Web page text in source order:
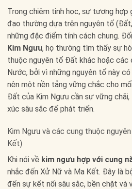
Trong chiêm tinh học, sự tương hợp
đạo thường dựa trên nguyên tố
những đặc điểm tính cách chung.
Kim Ngưu, họ thường tìm thấy sự
thuộc nguyên tố Đất khác hoặc các
Nước, bởi vì những nguyên tố này
nên một nền tảng vững chắc cho
Đất của Kim Ngưu cần sự vững
xúc sâu sắc để phát triển.
Kim Ngưu và các cung thuộc
Kết)
Khi nói về kim ngưu hợp với cung
nhắc đến Xử Nữ và Ma Kết. Đây là
đến sự kết nối sâu sắc, bền chặt và